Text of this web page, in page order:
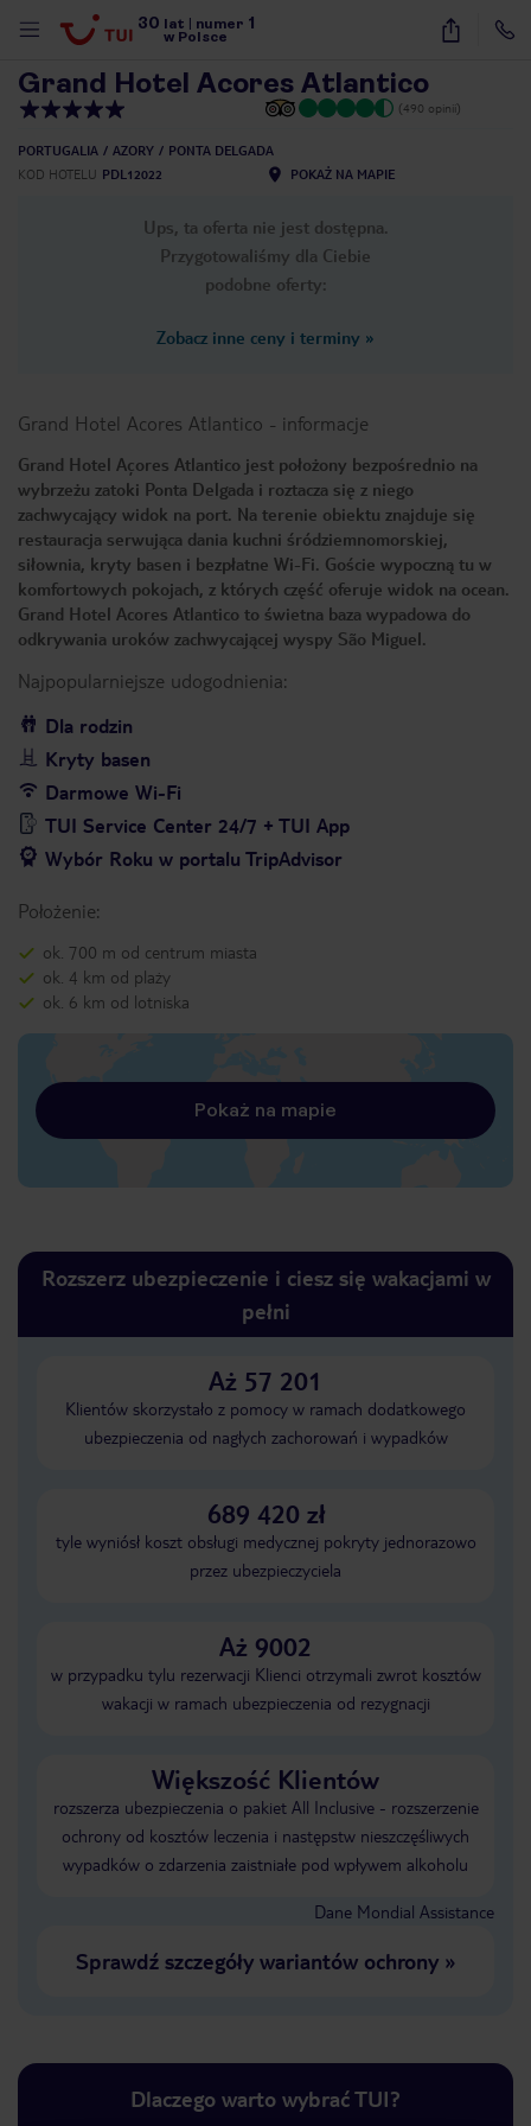
30 lat numer 1
w Polsce
16
Grand Hotel Acores Atlantico
(490 opinii)
PORTUGALIA AZORY
PONTA DELGADA
KOD HOTELU PDL12022 POKAŻ NA MAPIE
Ups, ta oferta nie jest dostępna.
Przygotowaliśmy dla Ciebie
podobne oferty:
Zobacz inne ceny i terminy »
Grand Hotel Acores Atlantico - informacje
Grand Hotel Açores Atlantico jest położony bezpośrednio na
wybrzeżu zatoki Ponta Delgada i roztacza się z niego
zachwycający widok na port. Na terenie obiektu znajduje się
restauracja serwująca dania kuchni śródziemnomorskiej,
siłownia, kryty basen i bezpłatne Wi-Fi. Goście wypoczną tu w
komfortowych pokojach, z których część oferuje widok na ocean.
Grand Hotel Acores Atlantico to świetna baza wypadowa do
odkrywania uroków zachwycającej wyspy São Miguel.
Najpopularniejsze udogodnienia:
Dla rodzin
Kryty basen
Darmowe Wi-Fi
TUI Service Center 24/7 + TUI App
Wybór Roku w portalu TripAdvisor
Położenie:
ok. 700 m od centrum miasta
ok. 4 km od plaży
ok. 6 km od lotniska
Pokaż na mapie
Rozszerz ubezpieczenie i ciesz się wakacjami w
pełni
Aż 57 201
Klientów skorzystało z pomocy w ramach dodatkowego
ubezpieczenia od nagłych zachorowań i wypadków
689 420 zł
tyle wyniósł koszt obsługi medycznej pokryty jednorazowo
przez ubezpieczyciela
Aż 9002
w przypadku tylu rezerwacji Klienci otrzymali zwrot kosztów
wakacji w ramach ubezpieczenia od rezygnacji
Większość Klientów
rozszerza ubezpieczenia o pakiet All Inclusive - rozszerzenie
ochrony od kosztów leczenia i następstw nieszczęśliwych
wypadków o zdarzenia zaistniałe pod wpływem alkoholu
Dane Mondial Assistance
Sprawdź szczegóły wariantów ochrony»
Dlaczego warto wybrać TUI?